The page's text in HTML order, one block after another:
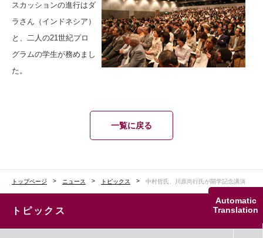
Automatic
Translation
スカッションの進行はダ
ラさん（インドネシア）
と、二人の21世紀プロ
グラムの学生が務めまし
た。
一覧に戻る
トップページ ニュース トピックス 中村哲氏、川原尚行氏が開学記念講演
トピックス